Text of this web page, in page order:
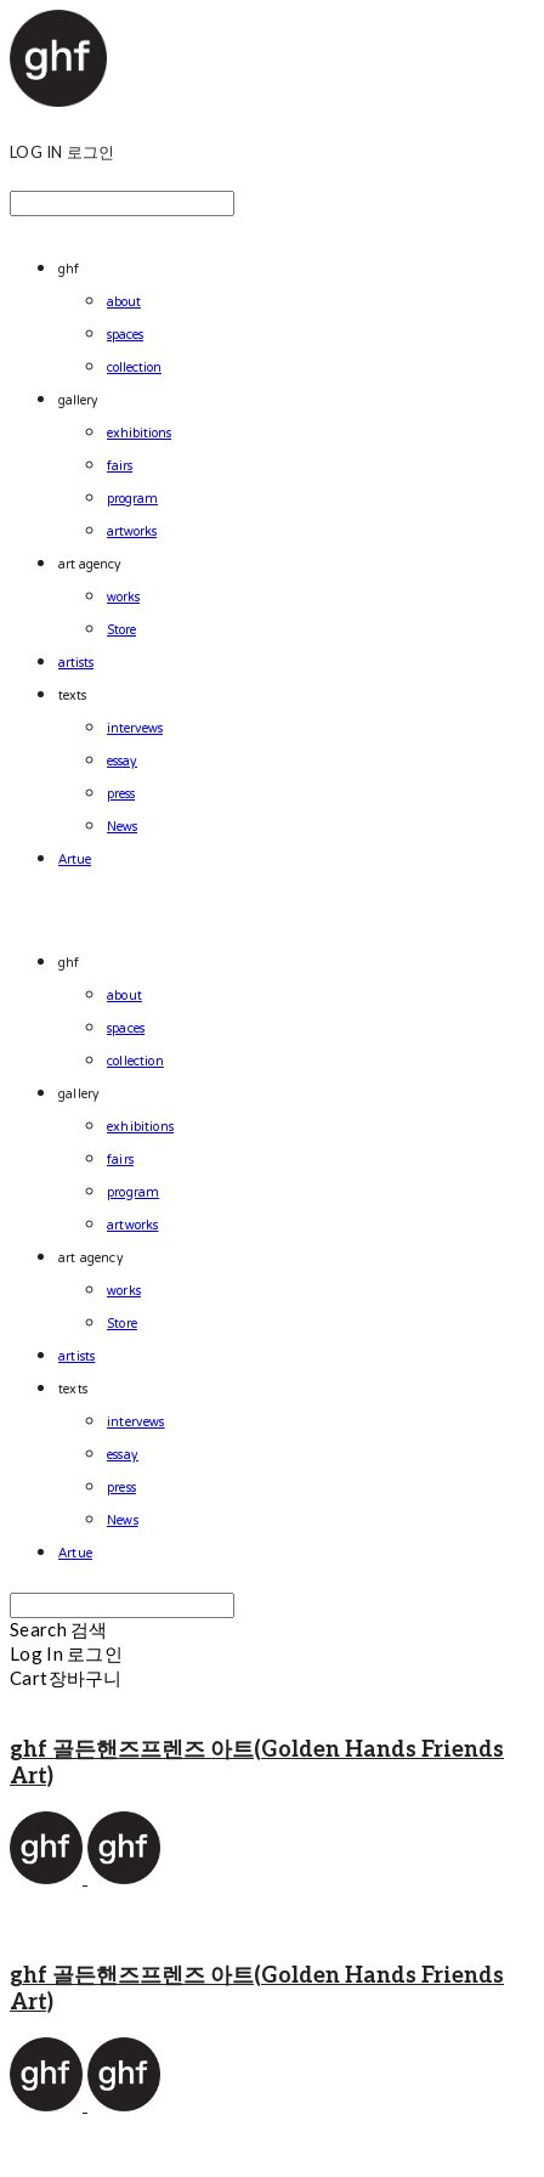
LOG IN 로그인
ghf
about
spaces
collection
gallery
exhibitions
fairs
program
artworks
art agency
works
Store
artists
texts
intervews
essay
press
News
Artue
ghf
about
spaces
collection
gallery
exhibitions
fairs
program
artworks
art agency
works
Store
artists
texts
intervews
essay
press
News
Artue
Search 검색
Log In 로그인
Cart장바구니
ghf 골든핸즈프렌즈 아트(Golden Hands Friends
Art)
ghf 골든핸즈프렌즈 아트(Golden Hands Friends
Art)